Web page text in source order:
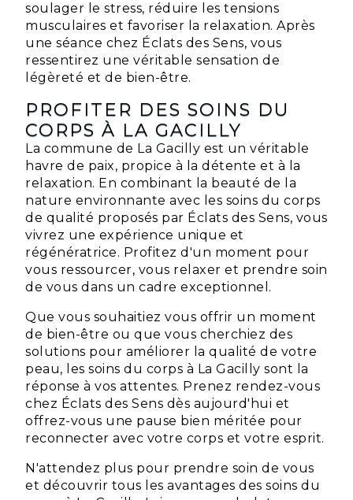
soulager le stress, réduire les tensions
musculaires et favoriser la relaxation. Après
une séance chez Éclats des Sens, vous
ressentirez une véritable sensation de
légèreté et de bien-être.
PROFITER DES SOINS DU
CORPS À LA GACILLY
La commune de La Gacilly est un véritable
havre de paix, propice à la détente et à la
relaxation. En combinant la beauté de la
nature environnante avec les soins du corps
de qualité proposés par Éclats des Sens, vous
vivrez une expérience unique et
régénératrice. Profitez d'un moment pour
vous ressourcer, vous relaxer et prendre soin
de vous dans un cadre exceptionnel.
Que vous souhaitiez vous offrir un moment
de bien-être ou que vous cherchiez des
solutions pour améliorer la qualité de votre
peau, les soins du corps à La Gacilly sont la
réponse à vos attentes. Prenez rendez-vous
chez Éclats des Sens dès aujourd'hui et
offrez-vous une pause bien méritée pour
reconnecter avec votre corps et votre esprit.
N'attendez plus pour prendre soin de vous
et découvrir tous les avantages des soins du